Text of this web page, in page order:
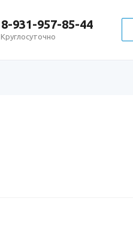
8-931-957-85-44
Круглосуточно